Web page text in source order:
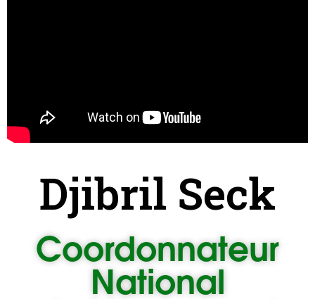
Djibril Seck
Coordonnateur
National